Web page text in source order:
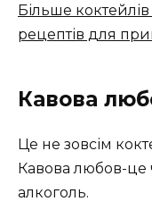
Більше
рецептів для
Кавова
Це не зовсім
Кавова любов-це
алкоголь.